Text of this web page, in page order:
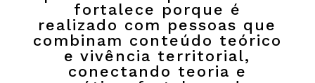
fortalece porque é
realizado com pessoas que
combinam conteúdo teórico
e vivência territorial,
conectando teoria e